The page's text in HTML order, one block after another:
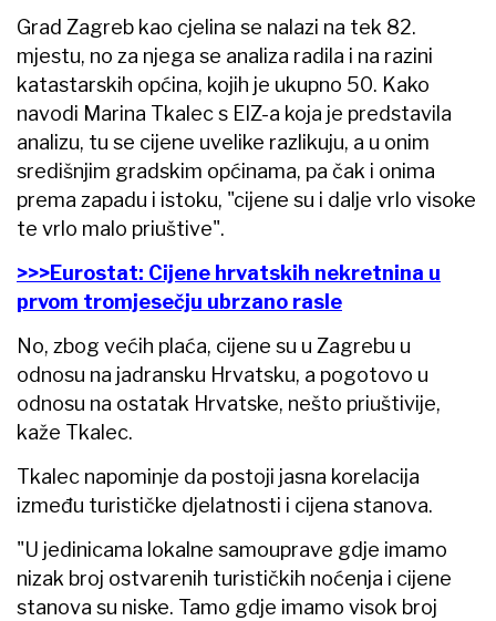
Grad Zagreb kao cjelina se nalazi na tek 82.
mjestu, no za njega se analiza radila i na razini
katastarskih općina, kojih je ukupno 50. Kako
navodi Marina Tkalec s EIZ-a koja je predstavila
analizu, tu se cijene uvelike razlikuju, a u onim
središnjim gradskim općinama, pa čak i onima
prema zapadu i istoku, "cijene su i dalje vrlo visoke
te vrlo malo priuštive".
>>>Eurostat: Cijene hrvatskih nekretnina u
prvom tromjesečju ubrzano rasle
No, zbog većih plaća, cijene su u Zagrebu u
odnosu na jadransku Hrvatsku, a pogotovo u
odnosu na ostatak Hrvatske, nešto priuštivije,
kaže Tkalec.
Tkalec napominje da postoji jasna korelacija
između turističke djelatnosti i cijena stanova.
"U jedinicama lokalne samouprave gdje imamo
nizak broj ostvarenih turističkih noćenja i cijene
stanova su niske. Tamo gdje imamo visok broj